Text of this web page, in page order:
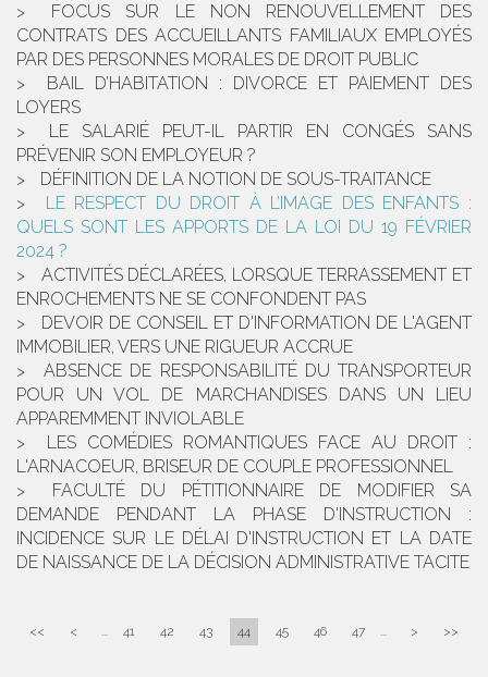
FOCUS SUR LE NON RENOUVELLEMENT DES
CONTRATS DES ACCUEILLANTS FAMILIAUX EMPLOYÉS
PAR DES PERSONNES MORALES DE DROIT PUBLIC
BAIL D’HABITATION : DIVORCE ET PAIEMENT DES
LOYERS
LE SALARIÉ PEUT-IL PARTIR EN CONGÉS SANS
PRÉVENIR SON EMPLOYEUR ?
DÉFINITION DE LA NOTION DE SOUS-TRAITANCE
LE RESPECT DU DROIT À L’IMAGE DES ENFANTS :
QUELS SONT LES APPORTS DE LA LOI DU 19 FÉVRIER
2024 ?
ACTIVITÉS DÉCLARÉES, LORSQUE TERRASSEMENT ET
ENROCHEMENTS NE SE CONFONDENT PAS
DEVOIR DE CONSEIL ET D'INFORMATION DE L'AGENT
IMMOBILIER, VERS UNE RIGUEUR ACCRUE
ABSENCE DE RESPONSABILITÉ DU TRANSPORTEUR
POUR UN VOL DE MARCHANDISES DANS UN LIEU
APPAREMMENT INVIOLABLE
LES COMÉDIES ROMANTIQUES FACE AU DROIT :
L'ARNACOEUR, BRISEUR DE COUPLE PROFESSIONNEL
FACULTÉ DU PÉTITIONNAIRE DE MODIFIER SA
DEMANDE PENDANT LA PHASE D'INSTRUCTION :
INCIDENCE SUR LE DÉLAI D'INSTRUCTION ET LA DATE
DE NAISSANCE DE LA DÉCISION ADMINISTRATIVE TACITE
<< < ... 41 42 43 44 45 46 47 ... > >>